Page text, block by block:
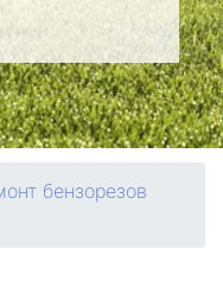
бензорезов